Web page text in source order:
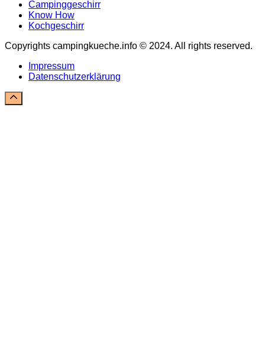
Campinggeschirr
Know How
Kochgeschirr
Copyrights campingkueche.info © 2024. All rights reserved.
Impressum
Datenschutzerklärung